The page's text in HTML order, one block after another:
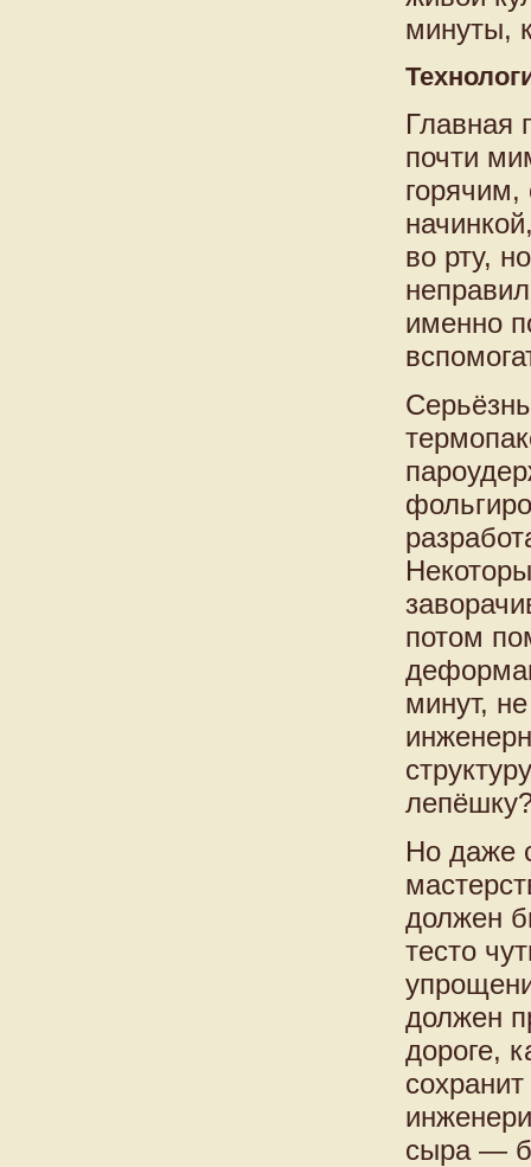
минуты,
Главная
почти
горячим,
во рту,
именно
потом
минут,
Но даже
должен
тесто
должен
дороге,
сыра —